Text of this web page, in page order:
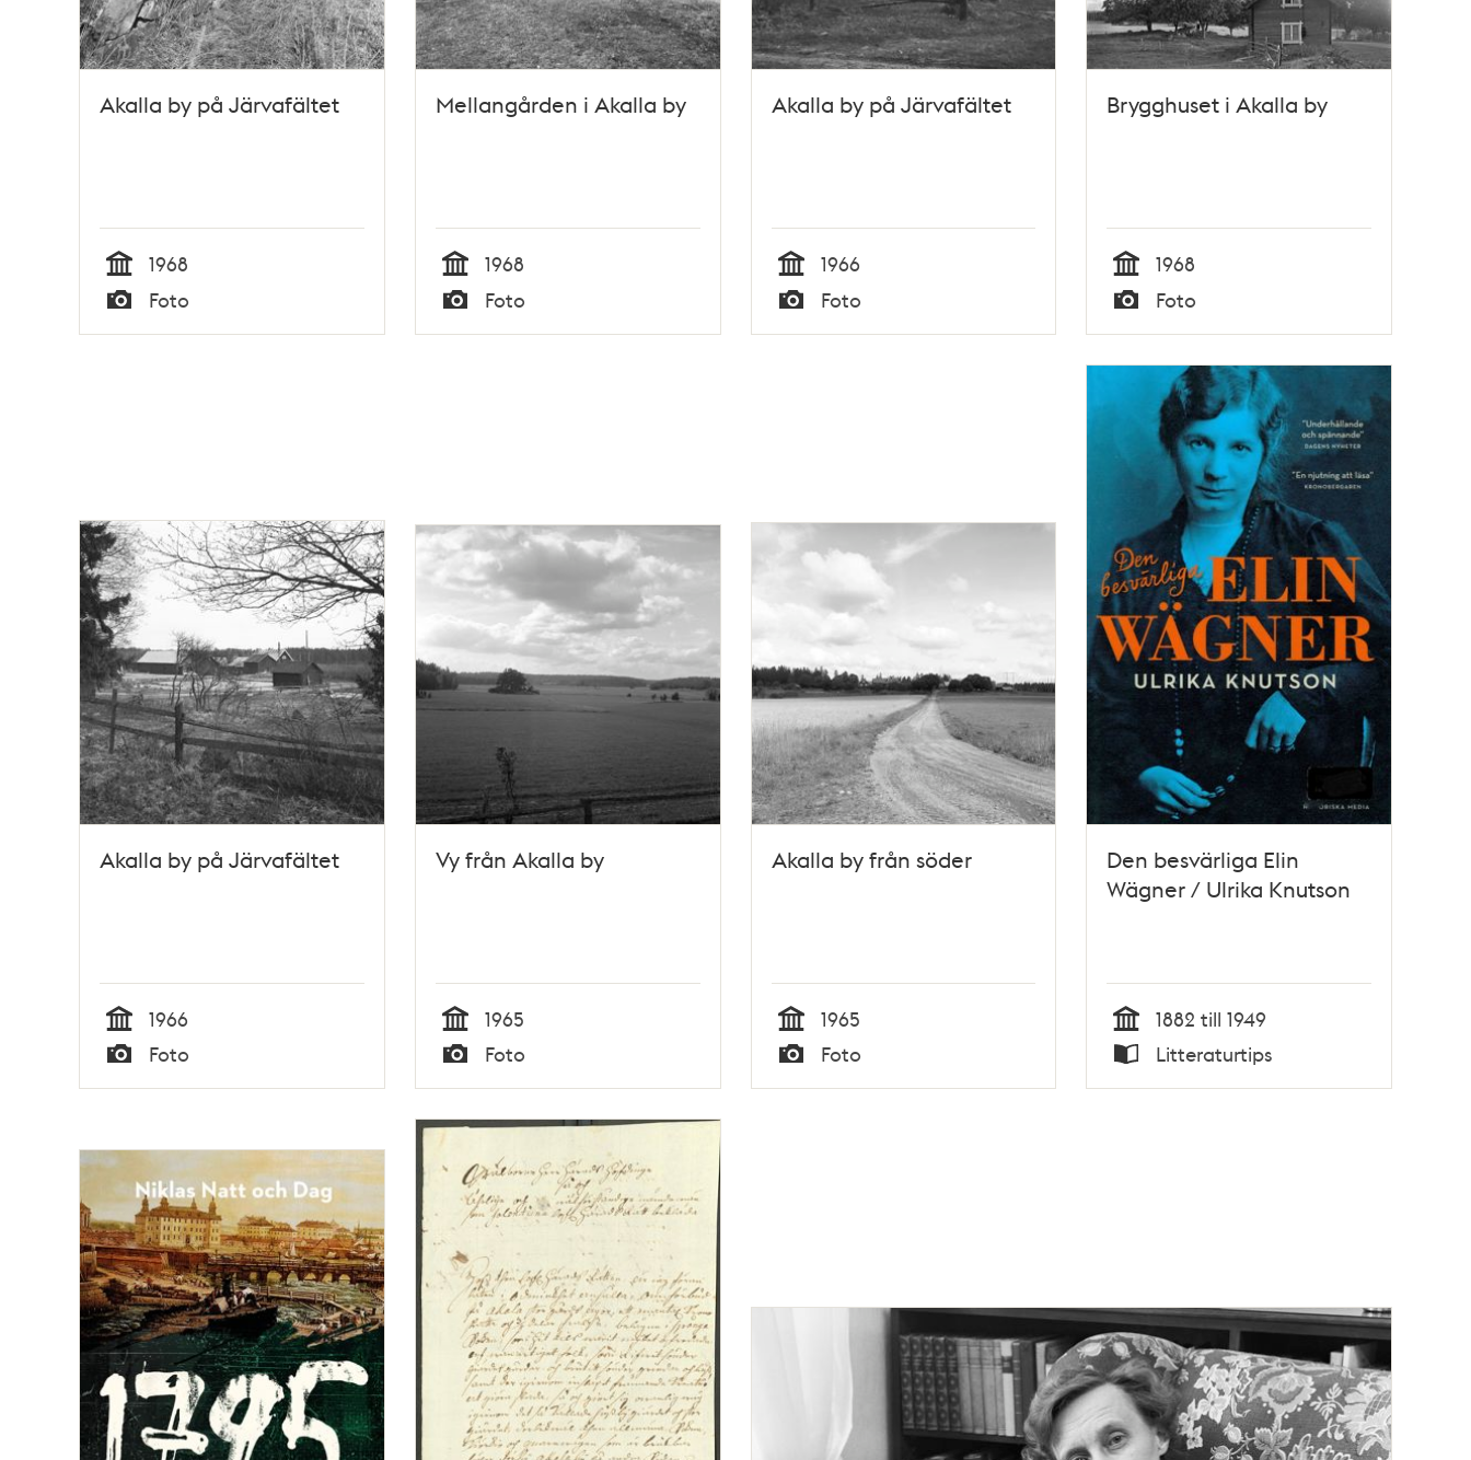
Akalla by på Järvafältet
Tid
1968
Foto
Mellangården i Akalla by
Tid
1968
Foto
Akalla by på Järvafältet
Tid
1966
Foto
Brygghuset i Akalla by
Tid
1968
Foto
Akalla by på Järvafältet
Tid
1966
Typ
Foto
Vy från Akalla by
Tid
1965
Typ
Foto
Akalla by från söder
Tid
1965
Typ
Foto
Den besvärliga Elin
Wägner / Ulrika Knutson
Tid
1882 till 1949
Typ
Litteraturtips